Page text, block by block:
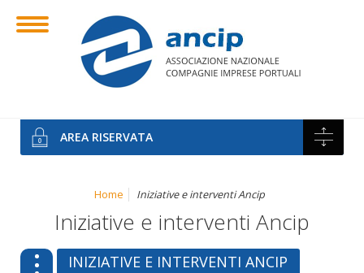
AREA RISERVATA
Home Iniziative e interventi Ancip
Iniziative e interventi Ancip
INIZIATIVE E INTERVENTI ANCIP